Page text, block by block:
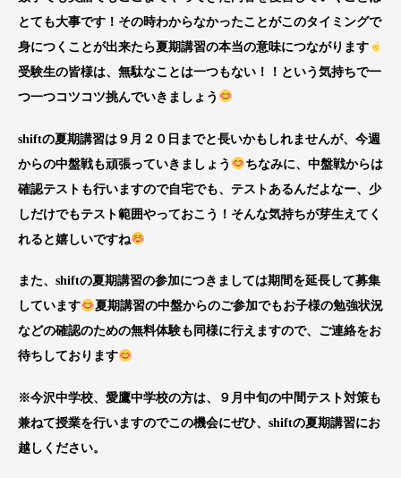
とても大事です！その時わからなかったことがこのタイミングで
身につくことが出来たら夏期講習の本当の意味につながります
受験生の皆様は、無駄なことは一つもない！！という気持ちで一
つ一つコツコツ挑んでいきましょう
shiftの夏期講習は９月２０日までと長いかもしれませんが、今週
からの中盤戦も頑張っていきましょう
ちなみに、中盤戦からは
確認テストも行いますので自宅でも、テストあるんだよなー、少
しだけでもテスト範囲やっておこう！そんな気持ちが芽生えてく
れると嬉しいですね
また、shiftの夏期講習の参加につきましては期間を延長して募集
しています
夏期講習の中盤からのご参加でもお子様の勉強状況
などの確認のための無料体験も同様に行えますので、ご連絡をお
待ちしております
※今沢中学校、愛鷹中学校の方は、９月中旬の中間テスト対策も
兼ねて授業を行いますのでこの機会にぜひ、shiftの夏期講習にお
越しください。